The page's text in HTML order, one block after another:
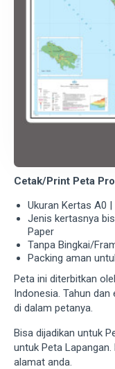
Cetak/Print Peta
Ukuran Kertas A0
Jenis kertasnya
Paper
Tanpa Bingkai/
Packing aman
Peta ini diterbitkan
Indonesia. Tahun
di dalam petanya.
Bisa dijadikan untuk
untuk Peta
alamat anda.